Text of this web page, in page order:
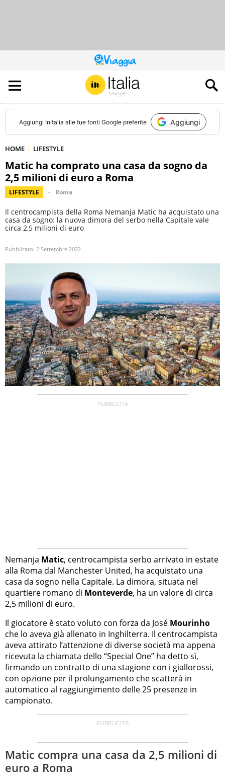
QUESTO
SITO
CONTRIBUISCE
ALL’AUDIENCE
DI
Aggiungi InItalia alle tue fonti Google preferite Aggiungi
HOME LIFESTYLE
Matic ha comprato una casa da sogno da
2,5 milioni di euro a Roma
LIFESTYLE Roma
Il centrocampista della Roma Nemanja Matic ha acquistato una
casa da sogno: la nuova dimora del serbo nella Capitale vale
circa 2,5 milioni di euro
Pubblicato: 2 Settembre 2022
Nemanja Matic, centrocampista serbo arrivato in estate
alla Roma dal Manchester United, ha acquistato una
casa da sogno nella Capitale. La dimora, situata nel
quartiere romano di Monteverde, ha un valore di circa
2,5 milioni di euro.
Il giocatore è stato voluto con forza da José Mourinho
che lo aveva già allenato in Inghilterra. Il centrocampista
aveva attirato l’attenzione di diverse società ma appena
ricevuta la chiamata dello “Special One” ha detto sì,
firmando un contratto di una stagione con i giallorossi,
con opzione per il prolungamento che scatterà in
automatico al raggiungimento delle 25 presenze in
campionato.
Matic compra una casa da 2,5 milioni di
euro a Roma